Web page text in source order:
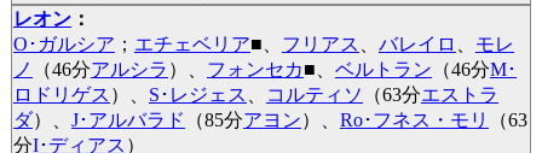
レオン：
O･ガルシア ； エチェベリア■ フリアス バレイロ
モレ
ノ
（46分アルシラ ）、 フォンセカ■ ベルトラン （46分M･
ロドリゲス ）、 S･レジェス コルティソ （63分エストラ
ダ）、 J･アルバラド （85分アヨン）、 Ro･フネス・モリ
（63
分I･ディアス ）